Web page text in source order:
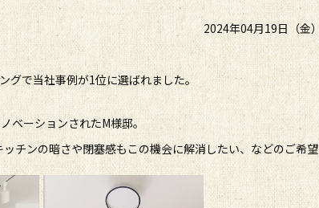
2024年04月19日（金）
グで当社事例が1位に選ばれました。
ベーションされたM様邸。
チンの暗さや閉塞感もこの機会に解消したい、などのご希望